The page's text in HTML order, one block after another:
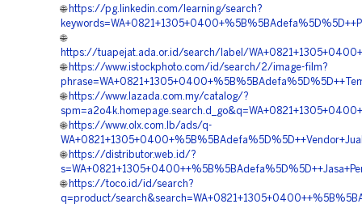
🌐 https://pg.linkedin.com/learning/search?
🌐
https://tuapejat.ada.or.id/search/label/
🌐 https://www.istockphoto.com/id/search/2/image-film?
🌐 https://www.lazada.com.my/catalog/?
🌐 https://www.olx.com.lb/ads/q-
🌐 https://distributor.web.id/?
🌐 https://toco.id/id/search?
q=product/